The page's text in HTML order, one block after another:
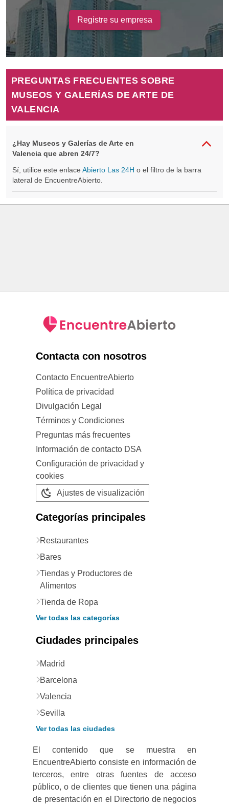
Registre su empresa
PREGUNTAS FRECUENTES SOBRE
MUSEOS Y GALERÍAS DE ARTE DE
VALENCIA
¿Hay Museos y Galerías de Arte en
Valencia que abren 24/7?
Sí, utilice este enlace Abierto Las 24H o el filtro de la barra
lateral de EncuentreAbierto.
Contacta con nosotros
Contacto EncuentreAbierto
Política de privacidad
Divulgación Legal
Términos y Condiciones
Preguntas más frecuentes
Información de contacto DSA
Configuración de privacidad y
cookies
Ajustes de visualización
Categorías principales
Restaurantes
Bares
Tiendas y Productores de
Alimentos
Tienda de Ropa
Ver todas las categorías
Ciudades principales
Madrid
Barcelona
Valencia
Sevilla
Ver todas las ciudades
El contenido que se muestra en
EncuentreAbierto consiste en información de
terceros, entre otras fuentes de acceso
público, o de clientes que tienen una página
de presentación en el Directorio de negocios